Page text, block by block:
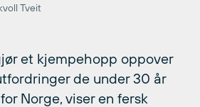
Tveit
et kjempehopp oppover
de under 30 år
Norge, viser en fersk